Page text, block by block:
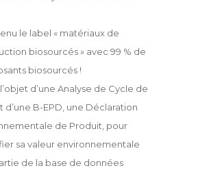
le label « matériaux de
biosourcés » avec 99 % de
biosourcés !
d’une Analyse de Cycle de
d’une B-EPD, une Déclaration
de Produit, pour
sa valeur environnementale
de la base de données